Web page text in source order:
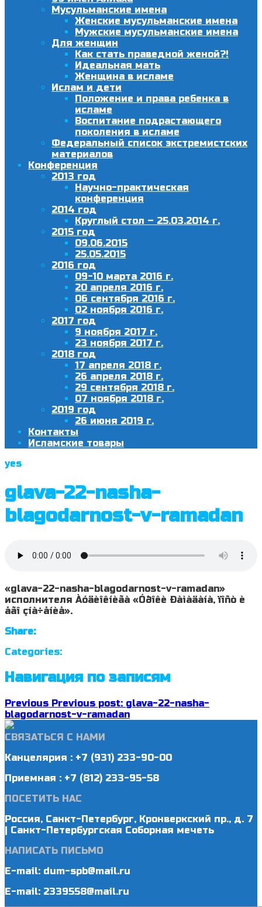
Мусульманские имена
Женские мусульманские имена
Мужские мусульманские имена
Для женщин
Как стать праведной женой?!
Идеальная мать
Женщина в исламе
Ислам и дети
Положение и права ребенка в
исламе
Воспитание подрастающего
поколения в исламе
Федеральный список экстремистских
материалов
Конференция
2013 год
Научно-практическая
конференция
2014 год
Круглый стол – 25.03.2014 г.
2015 год
09.06.2015
25.05.2015
2016 год
09-10 марта 2016 г.
20 апреля 2016 г.
06 сентября 2016 г.
02 ноября 2016 г.
2017 год
9 ноября 2017 г.
23 ноября 2017 г.
2018 год
17 апреля 2018 г.
26 апреля 2018 г.
29 сентября 2018 г.
07 ноября 2018 г.
2019 год
26 июня 2019 г.
Контакты
Исламские товары
yes
glava-22-nasha-
blagodarnost-v-ramadan
«glava-22-nasha-blagodarnost-v-ramadan»
исполнителя Àóäèîêíèãà «Óðîêè Ðàìàäàíà, ïîñò è
åãî çíà÷åíèå».
Share:
Categories:
Навигация по записям
Previous Previous post: glava-22-nasha-
blagodarnost-v-ramadan
СВЯЗАТЬСЯ С НАМИ
Канцелярия : +7 (931) 233-90-00
Приемная : +7 (812) 233-95-58
ПОСЕТИТЬ НАС
Россия, Санкт-Петербург, Кронверкский пр., д. 7
| Санкт-Петербургская Соборная мечеть
НАПИСАТЬ ПИСЬМО
E-mail: dum-spb@mail.ru
E-mail: 2339558@mail.ru